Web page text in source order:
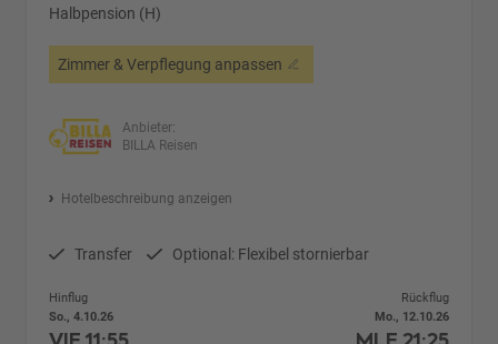
Halbpension (H)
Zimmer & Verpflegung anpassen
Anbieter:
BILLA Reisen
Hotelbeschreibung anzeigen
Transfer Optional: Flexibel stornierbar
Hinflug
So., 4.10.26
Rückflug
Mo., 12.10.26